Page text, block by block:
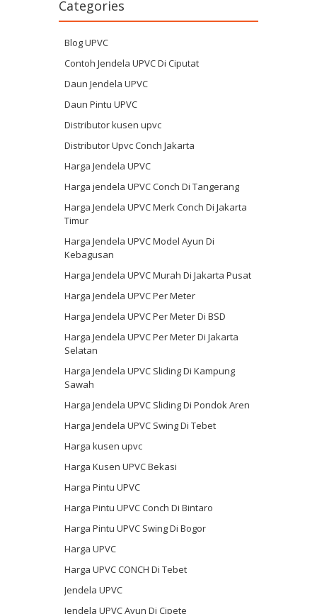
Categories
Blog UPVC
Contoh Jendela UPVC Di Ciputat
Daun Jendela UPVC
Daun Pintu UPVC
Distributor kusen upvc
Distributor Upvc Conch Jakarta
Harga Jendela UPVC
Harga jendela UPVC Conch Di Tangerang
Harga Jendela UPVC Merk Conch Di Jakarta
Timur
Harga Jendela UPVC Model Ayun Di
Kebagusan
Harga Jendela UPVC Murah Di Jakarta Pusat
Harga Jendela UPVC Per Meter
Harga Jendela UPVC Per Meter Di BSD
Harga Jendela UPVC Per Meter Di Jakarta
Selatan
Harga Jendela UPVC Sliding Di Kampung
Sawah
Harga Jendela UPVC Sliding Di Pondok Aren
Harga Jendela UPVC Swing Di Tebet
Harga kusen upvc
Harga Kusen UPVC Bekasi
Harga Pintu UPVC
Harga Pintu UPVC Conch Di Bintaro
Harga Pintu UPVC Swing Di Bogor
Harga UPVC
Harga UPVC CONCH Di Tebet
Jendela UPVC
Jendela UPVC Ayun Di Cipete